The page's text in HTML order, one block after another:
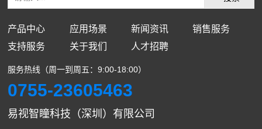
产品中心 应用场景 新闻资讯
销售服务
支持服务
关于我们 人才招聘
服务热线（周一到周五：9:00-18:00）
0755-23605463
易视智瞳科技（深圳）有限公司